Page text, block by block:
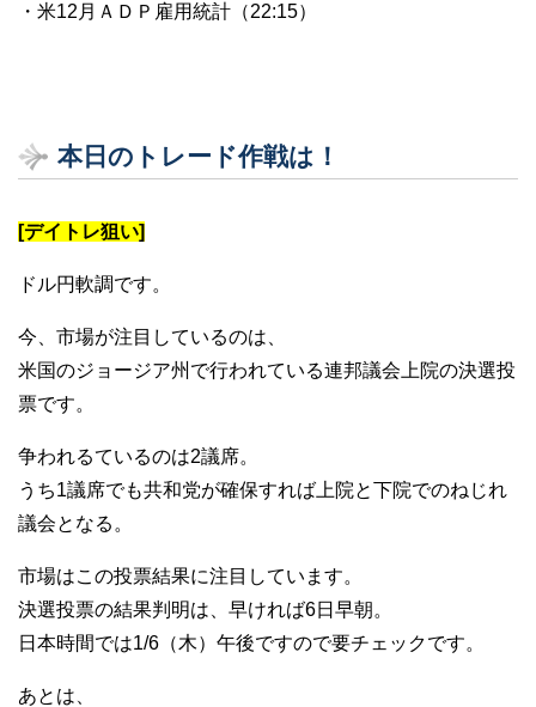
・米12月ＡＤＰ雇用統計（22:15）
本日のトレード作戦は！
[デイトレ狙い]
ドル円軟調です。
今、市場が注目しているのは、
米国のジョージア州で行われている連邦議会上院の決選投
票です。
争われるているのは2議席。
うち1議席でも共和党が確保すれば上院と下院でのねじれ
議会となる。
市場はこの投票結果に注目しています。
決選投票の結果判明は、早ければ6日早朝。
日本時間では1/6（木）午後ですので要チェックです。
あとは、